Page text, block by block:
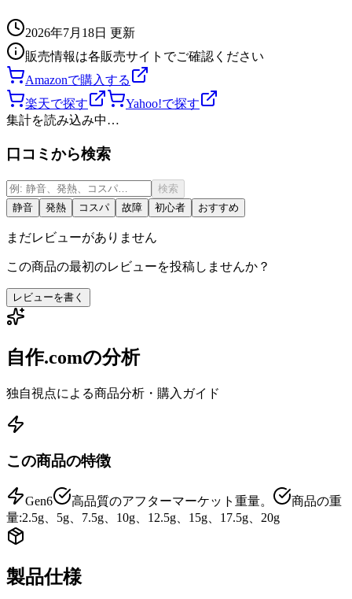
2026年7月18日 更新
販売情報は各販売サイトでご確認ください
Amazonで購入する
楽天で探す
Yahoo!で探す
集計を読み込み中…
口コミから検索
検索
静音
発熱 コスパ 故障 初心者 おすすめ
まだレビューがありません
この商品の最初のレビューを投稿しませんか？
レビューを書く
自作.comの分析
独自視点による商品分析・購入ガイド
この商品の特徴
Gen6 高品質のアフターマーケット重量。
商品の重
量:2.5g、5g、7.5g、10g、12.5g、15g、17.5g、20g
製品仕様